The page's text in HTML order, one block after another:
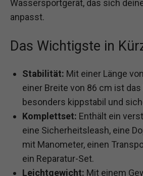
Wassersportgerät, das sich
anpasst.
Das Wichtigste in
Stabilität: Mit einer Länge
einer Breite von 86 cm ist das
besonders kippstabil und
Komplettset: Enthält ein
eine Sicherheitsleash, eine
mit Manometer, einen
ein Reparatur-Set.
Leichtgewicht: Mit einem